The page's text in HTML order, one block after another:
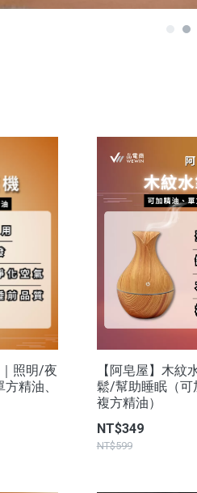
照明/夜
精油、
【阿皂屋】木紋
鬆/幫助睡眠（可
複方精油）
NT$349
NT$599